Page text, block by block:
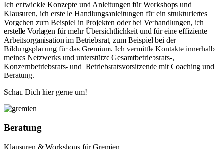
Ich entwickle Konzepte und Anleitungen für Workshops und
Klausuren, ich erstelle Handlungsanleitungen für ein strukturiertes
Vorgehen zum Beispiel in Projekten oder bei Verhandlungen, ich
erstelle Vorlagen für mehr Übersichtlichkeit und für eine effiziente
Arbeitsorganisation im Betriebsrat, zum Beispiel bei der
Bildungsplanung für das Gremium. Ich vermittle Kontakte innerhalb
meines Netzwerks und unterstütze Gesamtbetriebsrats-,
Konzernbetriebsrats- und Betriebsratsvorsitzende mit Coaching und
Beratung.
Schau Dich hier gerne um!
Beratung
Klausuren & Workshops für Gremien